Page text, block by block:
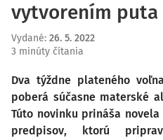
vytvorením puta
Vydané: 26. 5. 2022
3 minúty čítania
Dva týždne plateného
poberá súčasne materské
Túto novinku prináša
predpisov, ktorú